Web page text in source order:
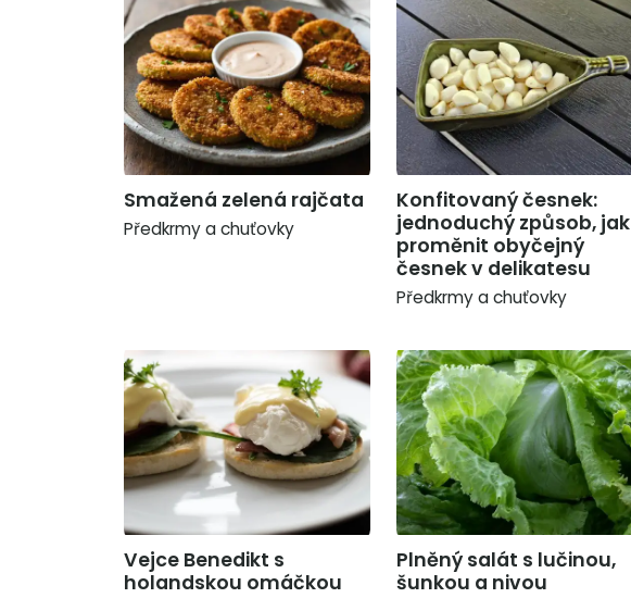
Smažená zelená rajčata
Předkrmy a chuťovky
Konfitovaný česnek:
jednoduchý způsob, jak
proměnit obyčejný
česnek v delikatesu
Předkrmy a chuťovky
Vejce Benedikt s
holandskou omáčkou
Plněný salát s lučinou,
šunkou a nivou